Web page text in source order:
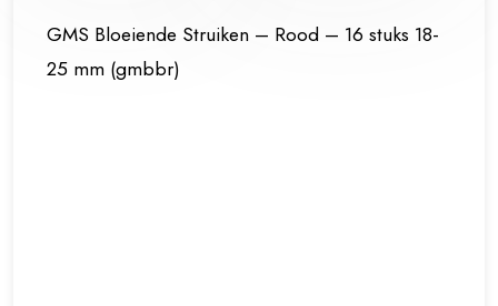
GMS Bloeiende Struiken – Rood – 16 stuks 18-
25 mm (gmbbr)